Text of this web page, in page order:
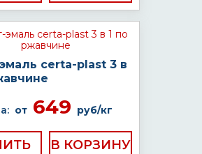
certa-plast 3 в
от649 руб/кг